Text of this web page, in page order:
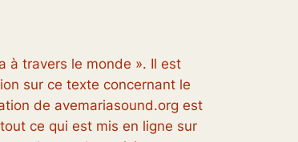
à travers le monde ». Il est
sur ce texte concernant le
de avemariasound.org est
ce qui est mis en ligne sur